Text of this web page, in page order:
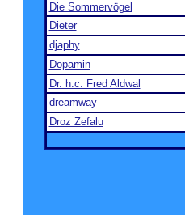
Die Sommervögel
Dieter
djaphy
Dopamin
Dr. h.c. Fred Aldwal
dreamway
Droz Zefalu